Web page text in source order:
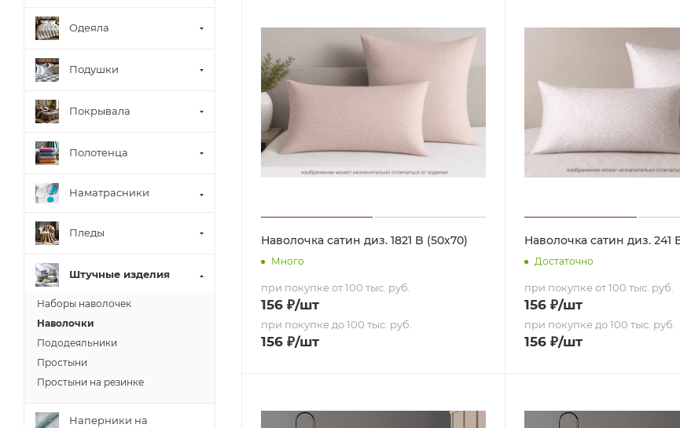
Наволочка сатин диз. 1821 B (50х70)
Много
при покупке от 100 тыс. руб.
156 ₽/шт
при покупке до 100 тыс. руб.
156 ₽/шт
Наволочка сатин диз. 241
Достаточно
при покупке от 100 тыс. руб.
156 ₽/шт
при покупке до 100 тыс. руб.
156 ₽/шт
Одеяла
Подушки
Покрывала
Полотенца
Наматрасники
Пледы
Штучные изделия
Наборы наволочек
Наволочки
Пододеяльники
Простыни
Простыни на резинке
Наперники на